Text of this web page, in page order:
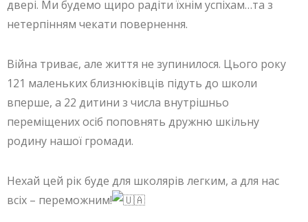
двері. Ми будемо щиро радіти їхнім успіхам…та з
нетерпінням чекати повернення.
Війна триває, але життя не зупинилося. Цього року
121 маленьких близнюківців підуть до школи
вперше, а 22 дитини з числа внутрішньо
переміщених осіб поповнять дружню шкільну
родину нашої громади.
Нехай цей рік буде для школярів легким, а для нас
всіх – переможним!